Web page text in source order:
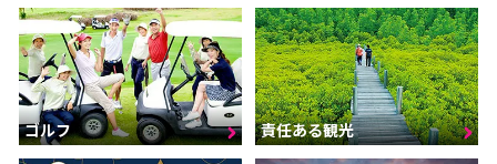
ゴルフ 責任ある観光